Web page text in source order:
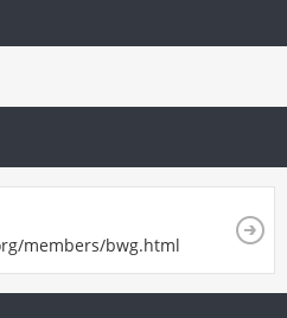
members/bwg.html